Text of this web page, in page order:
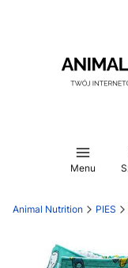
Menu
Animal Nutrition PIES